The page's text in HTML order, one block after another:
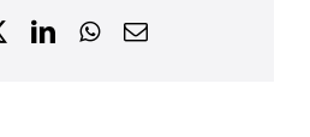
X LinkedInWhatsApp
E-